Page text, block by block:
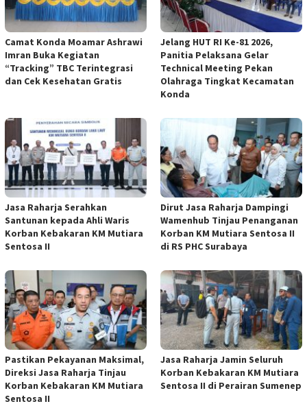
Camat Konda Moamar Ashrawi
Imran Buka Kegiatan
“Tracking” TBC Terintegrasi
dan Cek Kesehatan Gratis
Jelang HUT RI Ke-81 2026,
Panitia Pelaksana Gelar
Technical Meeting Pekan
Olahraga Tingkat Kecamatan
Konda
Jasa Raharja Serahkan
Santunan kepada Ahli Waris
Korban Kebakaran KM Mutiara
Sentosa II
Dirut Jasa Raharja Dampingi
Wamenhub Tinjau Penanganan
Korban KM Mutiara Sentosa II
di RS PHC Surabaya
Pastikan Pekayanan Maksimal,
Direksi Jasa Raharja Tinjau
Korban Kebakaran KM Mutiara
Sentosa II
Jasa Raharja Jamin Seluruh
Korban Kebakaran KM Mutiara
Sentosa II di Perairan Sumenep